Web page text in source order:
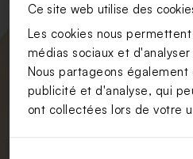
Ce site web utilise des
Les cookies nous
médias sociaux et
Nous partageons
publicité et d'analyse, qui
ont collectées lors de votre